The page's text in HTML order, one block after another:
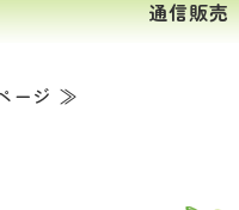
通信販売
ージ ≫